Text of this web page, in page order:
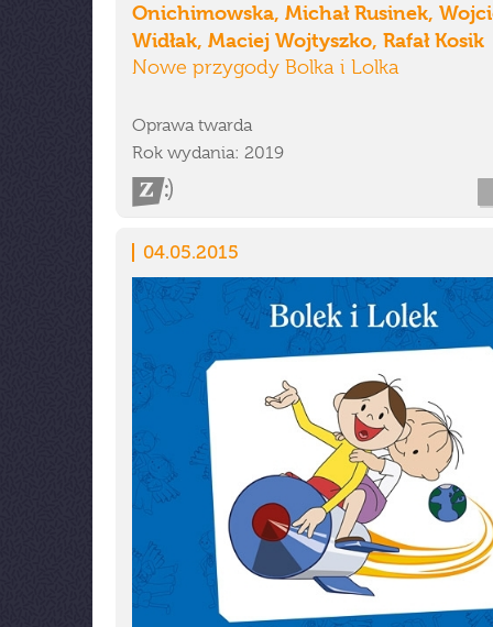
Onichimowska, Michał Rusinek,
Widłak, Maciej Wojtyszko, Rafał Kosik
Nowe przygody Bolka i Lolka
Oprawa twarda
Rok wydania: 2019
04.05.2015